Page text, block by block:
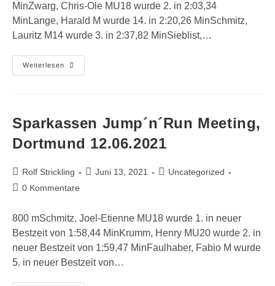
MinZwarg, Chris-Ole MU18 wurde 2. in 2:03,34
MinLange, Harald M wurde 14. in 2:20,26 MinSchmitz,
Lauritz M14 wurde 3. in 2:37,82 MinSieblist,…
Weiterlesen
Sportfest,
SV
Sparkassen Jump´n´Run Meeting,
Dortmund 12.06.2021
Beitrags-
Autor:
Rolf Strickling
Beitrag
Juni 13, 2021
Beitrags-
Uncategorized
Beitrags-
0 Kommentare
800 mSchmitz, Joel-Etienne MU18 wurde 1. in neuer
Bestzeit von 1:58,44 MinKrumm, Henry MU20 wurde 2. in
neuer Bestzeit von 1:59,47 MinFaulhaber, Fabio M wurde
5. in neuer Bestzeit von…